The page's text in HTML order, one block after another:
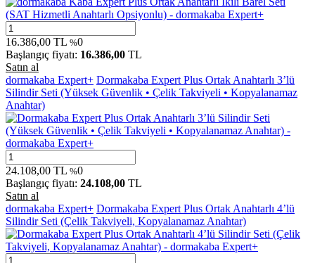
16.386,00 TL %0
Başlangıç fiyatı: 16.386,00 TL
Satın al
dormakaba Expert+ Dormakaba Expert Plus Ortak Anahtarlı 3’lü
Silindir Seti (Yüksek Güvenlik • Çelik Takviyeli • Kopyalanamaz
Anahtar)
24.108,00 TL %0
Başlangıç fiyatı: 24.108,00 TL
Satın al
dormakaba Expert+ Dormakaba Expert Plus Ortak Anahtarlı 4’lü
Silindir Seti (Çelik Takviyeli, Kopyalanamaz Anahtar)